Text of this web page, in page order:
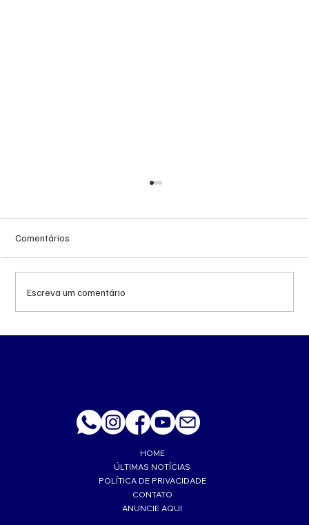
Comentários
Escreva um comentário
HOME
ÚLTIMAS NOTÍCIAS
POLÍTICA DE PRIVACIDADE
CONTATO
ANUNCIE AQUI